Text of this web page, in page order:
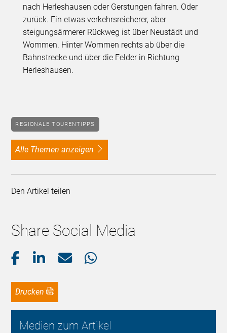
nach Herleshausen oder Gerstungen fahren. Oder
zurück. Ein etwas verkehrsreicherer, aber
steigungsärmerer Rückweg ist über Neustädt und
Wommen. Hinter Wommen rechts ab über die
Bahnstrecke und über die Felder in Richtung
Herleshausen.
REGIONALE TOURENTIPPS
alle Themen anzeigen
Den Artikel teilen
Share Social Media
Drucken
Medien zum Artikel